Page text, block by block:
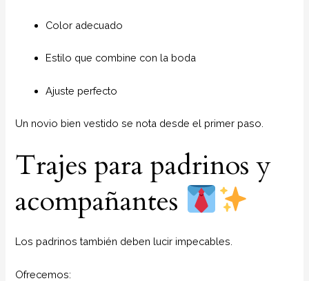
Color adecuado
Estilo que combine con la boda
Ajuste perfecto
Un novio bien vestido se nota desde el primer paso.
Trajes para padrinos y
acompañantes
Los padrinos también deben lucir impecables.
Ofrecemos: